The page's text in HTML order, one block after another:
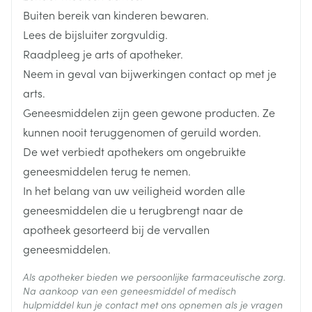
meer dan 40 mg Simvastatine Viatris als u
lomitapide inneemt (wordt gebruikt om een ernstige
en zeldzame genetische cholesterolziekte te
behandelen). Neem dit geneesmiddel niet in
wanneer één van de bovenstaande
waarschuwingen op u van toepassing is en
raadpleeg uw arts om over uw behandeling te
praten. Wanneer moet u extra voorzichtig zijn met
dit geneesmiddel? Neem contact op met uw arts of
apotheker voordat u dit geneesmiddel inneemt als
u:  myasthenie (een ziekte waarbij algemene
spierzwakte optreedt, in sommige gevallen ook in
spieren die worden gebruikt bij de ademhaling) of
oculaire myasthenie (een ziekte die oogspierzwakte
veroorzaakt) heeft of heeft gehad, aangezien
Lengte
Diepte 55 mm
Buiten bereik van kinderen bewaren.
Lees de bijsluiter zorgvuldig.
Raadpleeg je arts of apotheker.
Neem in geval van bijwerkingen contact op met je
arts.
Geneesmiddelen zijn geen gewone producten. Ze
kunnen nooit teruggenomen of geruild worden.
De wet verbiedt apothekers om ongebruikte
geneesmiddelen terug te nemen.
In het belang van uw veiligheid worden alle
geneesmiddelen die u terugbrengt naar de
apotheek gesorteerd bij de vervallen
geneesmiddelen.
Als apotheker bieden we persoonlijke farmaceutische zorg.
Na aankoop van een geneesmiddel of medisch
hulpmiddel kun je contact met ons opnemen als je vragen